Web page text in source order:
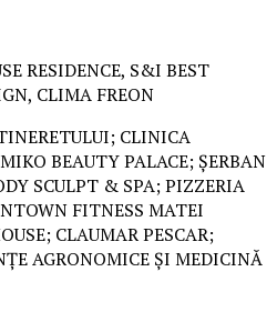
RESIDENCE, S&I BEST
CLIMA FREON
CLINICA
BEAUTY PALACE; ȘERBAN
SCULPT & SPA; PIZZERIA
FITNESS MATEI
CLAUMAR PESCAR;
AGRONOMICE ȘI MEDICINĂ